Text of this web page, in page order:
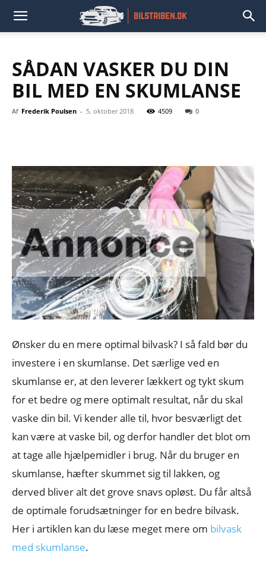
SÅDAN VASKER DU DIN
BIL MED EN SKUMLANSE
Af Frederik Poulsen - 5. oktober 2018 4509 0
Ønsker du en mere optimal bilvask? I så fald bør du
investere i en skumlanse. Det særlige ved en
skumlanse er, at den leverer lækkert og tykt skum
for et bedre og mere optimalt resultat, når du skal
vaske din bil. Vi kender alle til, hvor besværligt det
kan være at vaske bil, og derfor handler det blot om
at tage alle hjælpemidler i brug. Når du bruger en
skumlanse, hæfter skummet sig til lakken, og
derved bliver alt det grove snavs opløst. Du får altså
de optimale forudsætninger for en bedre bilvask.
Her i artiklen kan du læse meget mere om bilvask
med skumlanse.